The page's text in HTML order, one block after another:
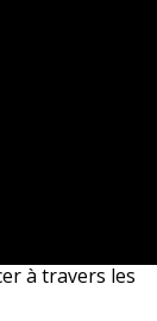
à travers les